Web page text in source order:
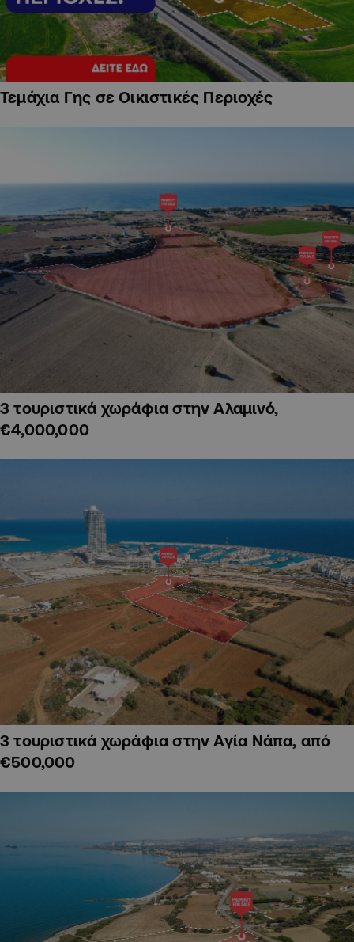
Τεμάχια Γης σε Οικιστικές Περιοχές
3 τουριστικά χωράφια στην Αλαμινό,
€4,000,000
3 τουριστικά χωράφια στην Αγία Νάπα, από
€500,000